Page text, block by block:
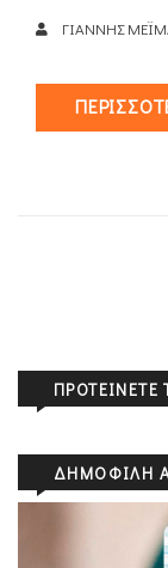
ΓΙΆΝΝΗΣ
ΔΗΜΟΦΙΛΉ